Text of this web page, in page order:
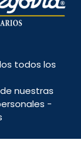
todos los
nuestras
-